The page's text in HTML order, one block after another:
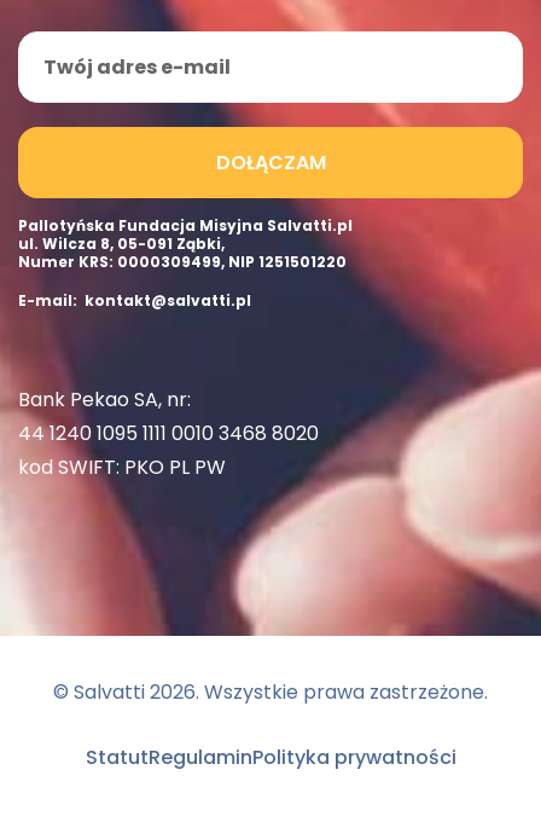
DOŁĄCZAM
Pallotyńska Fundacja Misyjna Salvatti.pl
ul. Wilcza 8, 05-091 Ząbki,
Numer KRS: 0000309499, NIP 1251501220
E-mail: kontakt@salvatti.pl
Bank Pekao SA, nr:
44 1240 1095 1111 0010 3468 8020
kod SWIFT: PKO PL PW
© Salvatti2026. Wszystkie prawa zastrzeżone.
StatutRegulaminPolityka prywatności